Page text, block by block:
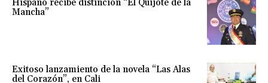
Hispano recibe distinción “El Quijote de la
Mancha”
Exitoso lanzamiento de la novela “Las Alas
del Corazón”, en Cali